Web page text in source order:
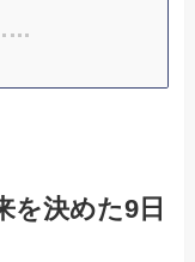
を決めた9日